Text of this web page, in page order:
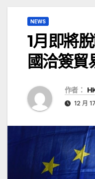
NEWS
1月即將
國洽簽貿
作者：
12 月